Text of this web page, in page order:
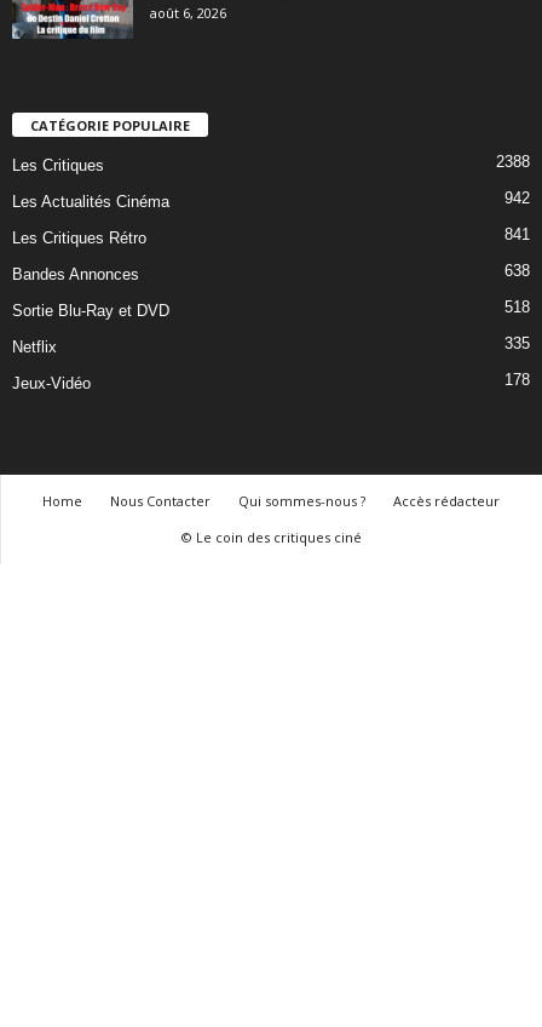
août 6, 2026
CATÉGORIE POPULAIRE
Les Critiques 2388
Les Actualités Cinéma 942
Les Critiques Rétro 841
Bandes Annonces 638
Sortie Blu-Ray et DVD 518
Netflix 335
Jeux-Vidéo 178
Home Nous Contacter Qui sommes-nous ?
Accès rédacteur
© Le coin des critiques ciné